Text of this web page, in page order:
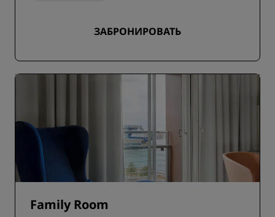
ЗАБРОНИРОВАТЬ
Family Room